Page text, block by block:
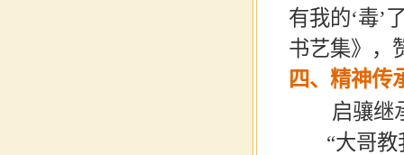
有我的‘毒’
书艺集》，
四、精神传
启骧继
“大哥教